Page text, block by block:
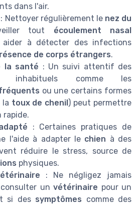
dans l'air.
: Nettoyer régulièrement le nez du
tout écoulement nasal
aider à détecter des infections
de corps étrangers.
la santé : Un suivi attentif des
inhabituels comme les
ou une certains formes
la toux de chenil) peut permettre
rapide.
: Certaines pratiques de
l'aide à adapter le chien à des
réduire le stress, source de
physiques.
: Ne négligez jamais
un vétérinaire pour un
si des symptômes comme des